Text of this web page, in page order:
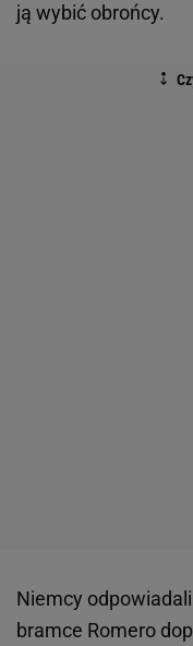
ją wybić obrońcy.
Niemcy
bramce Romero